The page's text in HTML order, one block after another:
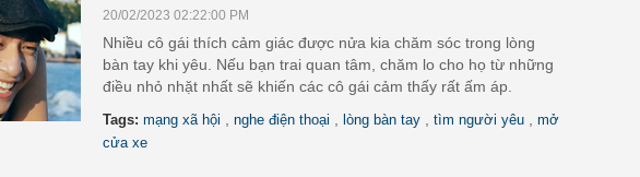
20/02/2023 02:22:00 PM
Nhiều cô gái thích cảm giác được nửa kia chăm sóc trong lòng
bàn tay khi yêu. Nếu bạn trai quan tâm, chăm lo cho họ từ những
điều nhỏ nhặt nhất sẽ khiến các cô gái cảm thấy rất ấm áp.
Tags: mạng xã hội nghe điện thoại lòng bàn tay tìm người yêu
mở
cửa xe